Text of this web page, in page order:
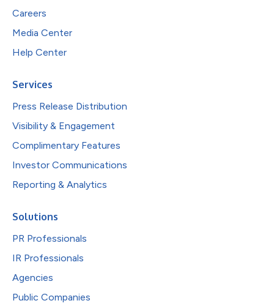
Careers
Media Center
Help Center
Services
Press Release Distribution
Visibility & Engagement
Complimentary Features
Investor Communications
Reporting & Analytics
Solutions
PR Professionals
IR Professionals
Agencies
Public Companies